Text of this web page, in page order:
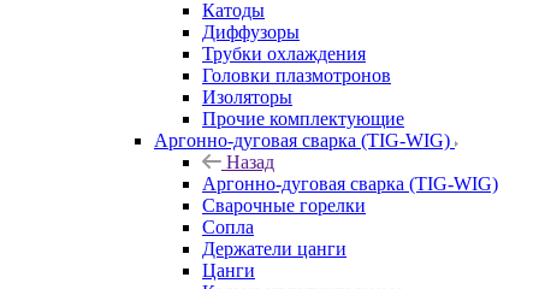
Катоды
Диффузоры
Трубки охлаждения
Головки плазмотронов
Изоляторы
Прочие комплектующие
Аргонно-дуговая сварка (TIG-WIG)
Назад
Аргонно-дуговая сварка (TIG-WIG)
Сварочные горелки
Сопла
Держатели цанги
Цанги